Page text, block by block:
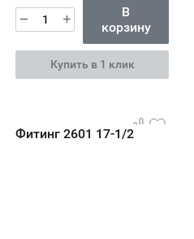
В
корзину
Купить в 1 клик
Фитинг 2601 17-1/2